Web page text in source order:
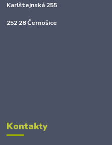
Karlštejnská 255
252 28 Černošice
Kontakty